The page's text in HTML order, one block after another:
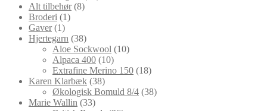
Alt tilbehør 88
Broderi 11
Gaver 11
vare
Hjertegarn 3838
varer
Aloe Sockwool 1010
Alpaca 400 1010
varer
Extrafine Merino 150 1818
Karen Klarbæk 3838
varer
Økologisk Bomuld 8/4 3838
Marie Wallin 3333